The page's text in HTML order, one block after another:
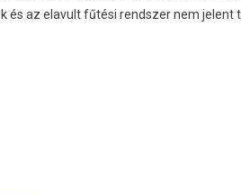
és az elavult fűtési rendszer nem jelent